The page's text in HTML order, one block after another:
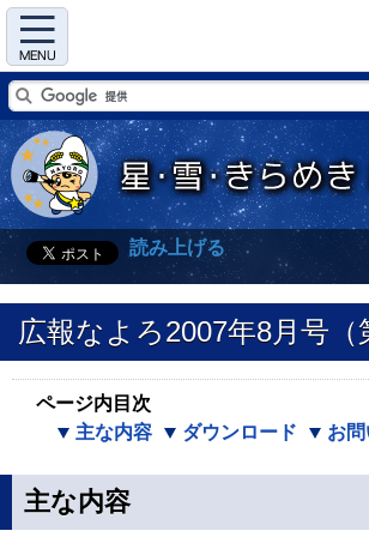
Menu
読み上げる
広報なよろ2007年8月号（
ページ内目次
主な内容
ダウンロード お
主な内容